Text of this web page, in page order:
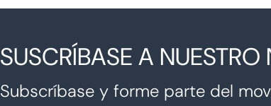
SUSCRÍBASE A NUESTRO
Subscríbase y forme parte del